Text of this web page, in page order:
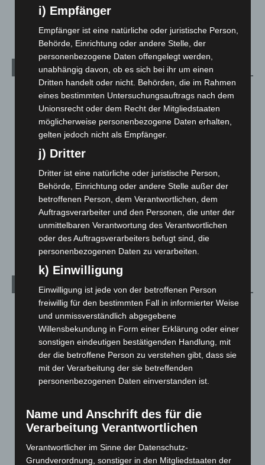
Celle: Mensch stirbt bei Bagger-Unfall auf Baustelle
5. August 2026
Kategorien
Blaulicht
2.799
Corona-News
Hannover und Region
5.039
Langenhagen und Ortsteile
Menschen
Über uns
Veranstaltungen
1.888
Archiv
August 2026 (14)
Juli 2026(73)
Juni 2026(139)
Mai 2026 (99)
April 2026(99)
Februar 2026(109)
Januar 2026(122)
Dezember 2025(103)
i) Empfänger
Empfänger ist eine natürliche oder juristische Person,
Behörde, Einrichtung oder andere Stelle, der
personenbezogene Daten offengelegt werden,
unabhängig davon, ob es sich bei ihr um einen
Dritten handelt oder nicht. Behörden, die im Rahmen
eines bestimmten Untersuchungsauftrags nach dem
Unionsrecht oder dem Recht der Mitgliedstaaten
möglicherweise personenbezogene Daten erhalten,
gelten jedoch nicht als Empfänger.
j) Dritter
Dritter ist eine natürliche oder juristische Person,
Behörde, Einrichtung oder andere Stelle außer der
betroffenen Person, dem Verantwortlichen, dem
Auftragsverarbeiter und den Personen, die unter der
unmittelbaren Verantwortung des Verantwortlichen
oder des Auftragsverarbeiters befugt sind, die
personenbezogenen Daten zu verarbeiten.
k) Einwilligung
Einwilligung ist jede von der betroffenen Person
freiwillig für den bestimmten Fall in informierter Weise
und unmissverständlich abgegebene
Willensbekundung in Form einer Erklärung oder einer
sonstigen eindeutigen bestätigenden Handlung, mit
der die betroffene Person zu verstehen gibt, dass sie
mit der Verarbeitung der sie betreffenden
personenbezogenen Daten einverstanden ist.
Name und Anschrift des für die
Verarbeitung Verantwortlichen
Verantwortlicher im Sinne der Datenschutz-
Grundverordnung, sonstiger in den Mitgliedstaaten der